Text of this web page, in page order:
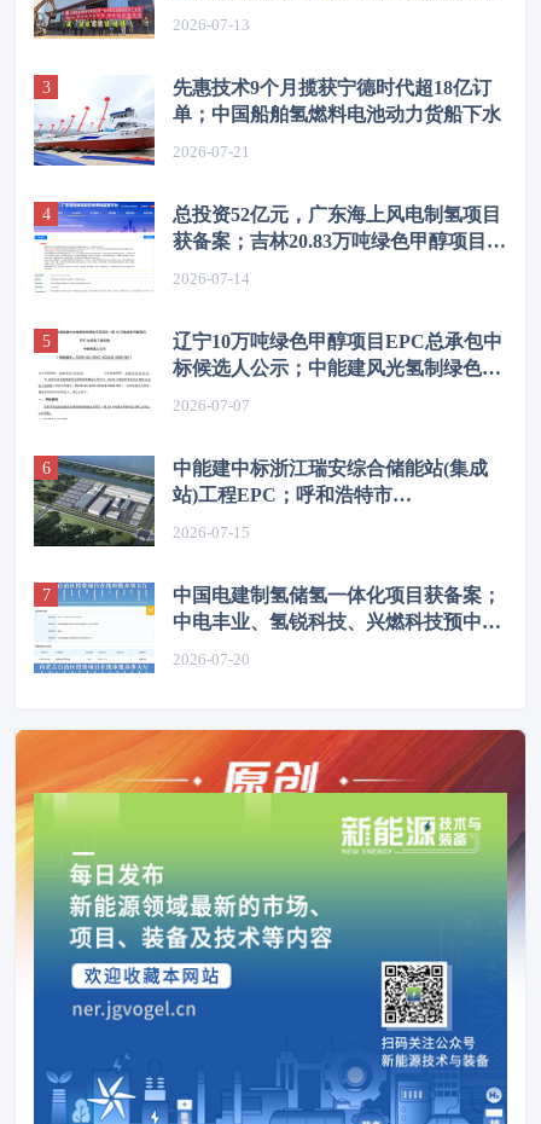
2026-07-13
先惠技术9个月揽获宁德时代超18亿订
单；中国船舶氢燃料电池动力货船下水
2026-07-21
总投资52亿元，广东海上风电制氢项目
获备案；吉林20.83万吨绿色甲醇项目获
2026-07-14
辽宁10万吨绿色甲醇项目EPC总承包中
标候选人公示；中能建风光氢制绿色醇
2026-07-07
中能建中标浙江瑞安综合储能站(集成
站)工程EPC；呼和浩特市
2026-07-15
中国电建制氢储氢一体化项目获备案；
中电丰业、氢锐科技、兴燃科技预中标
2026-07-20